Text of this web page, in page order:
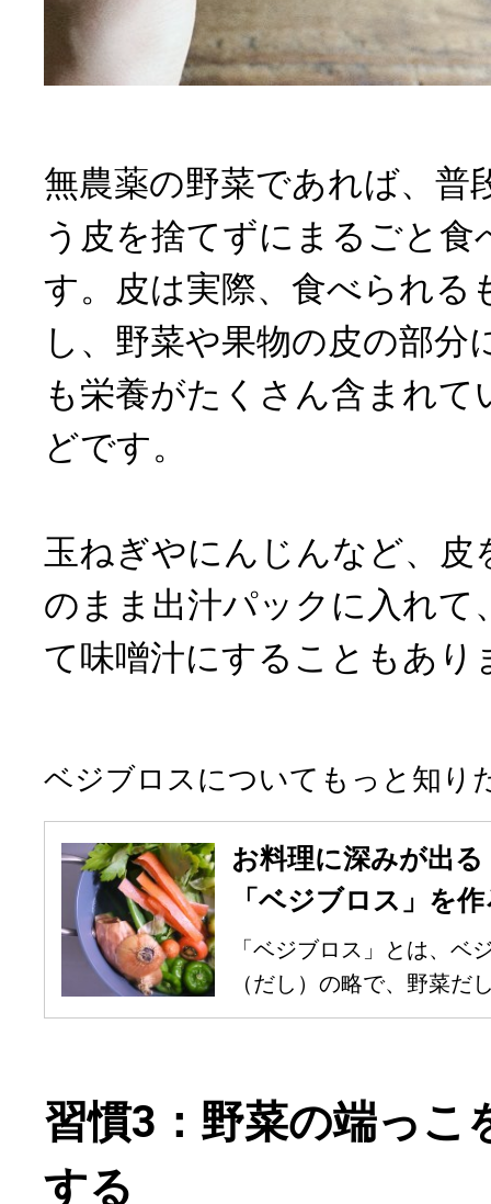
無農薬の野菜であれば、普
う皮を捨てずにまるごと
す。皮は実際、食べられる
し、野菜や果物の皮の部分
も栄養がたくさん含まれ
どです。
玉ねぎやにんじんなど、皮
のまま出汁パックに入れて
て味噌汁にすることもあり
ベジブロスについてもっと知り
お料理に深みが出
「ベジブロス」を
「ベジブロス」とは、ベ
（だし）の略で、野菜だ
習慣3：野菜の端っこ
する